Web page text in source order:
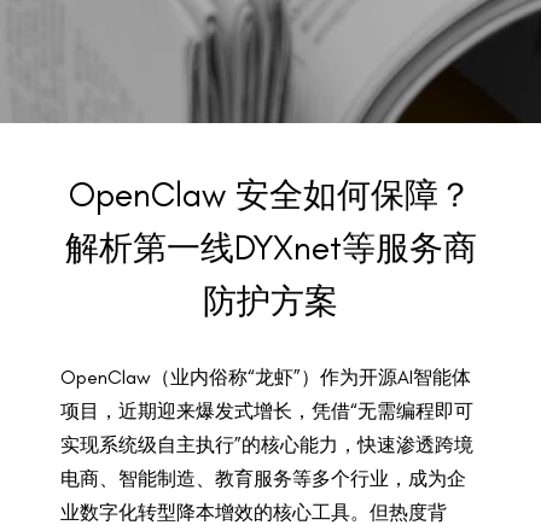
BACK TO PREVIOUS
OpenClaw 安全如何保障？
解析第一线DYXnet等服务商
防护方案
OpenClaw（业内俗称“龙虾”）作为开源AI智能体
项目，近期迎来爆发式增长，凭借“无需编程即可
实现系统级自主执行”的核心能力，快速渗透跨境
电商、智能制造、教育服务等多个行业，成为企
业数字化转型降本增效的核心工具。但热度背